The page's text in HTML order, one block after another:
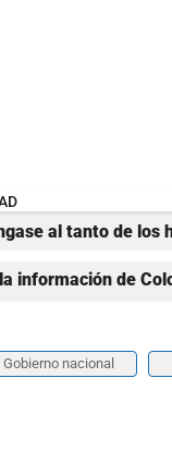
al tanto de los
información de
Gobierno nacional